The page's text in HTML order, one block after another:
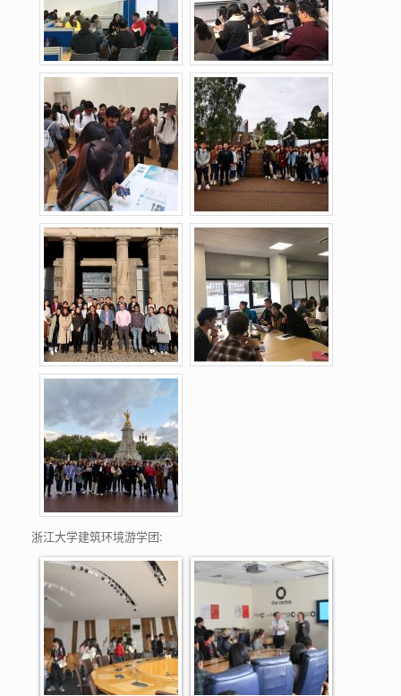
浙江大学建筑环境游学团: